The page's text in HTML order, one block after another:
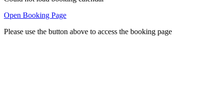
Open Booking Page
Please use the button above to access the booking page